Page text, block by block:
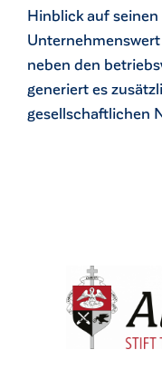
Hinblick auf
neben den
generiert es
gesellschaftlichen